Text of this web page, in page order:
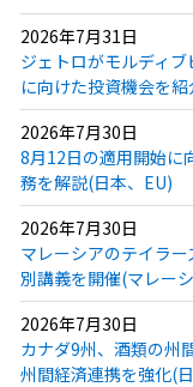
2026年7月31日
ジェトロがモルディ
に向けた投資機会を
2026年7月30日
8月12日の適用開始に
務を解説(日本、EU)
2026年7月30日
マレーシアのテイラ
別講義を開催(マレー
2026年7月30日
カナダ9州、酒類の州
州間経済連携を強化(